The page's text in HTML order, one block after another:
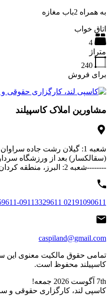
به همراه 2باب مغازه
اتاق خواب
4
متراژ
240
برای فروش
مشاورین املاک کاسپیلند
شعبه 1: گیلان رشت جاده
(سقالکسار) بعد از ورزشگاه
--------شعبه 2: البرز، منطقه کردان، سهیلیه، خ ولیعصر، سنقرآباد
02191090611 09120259611-09113329611
caspiland@gmail.com
تمامی حقوق مالکیت معنوی این
کاسپیلند محفوظ است.
7th آگوست 2026
جمعه!
کاسپی لند، کارگزاری حقوقی و